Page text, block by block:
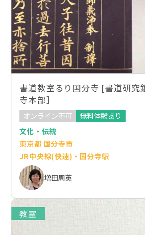
書道教室るり国分寺 [書道研究
寺本部］
オンライン不可
無料体験あり
文化・伝統
東京都 国分寺市
JR中央線(快速)・国分寺駅
増田周英
教室